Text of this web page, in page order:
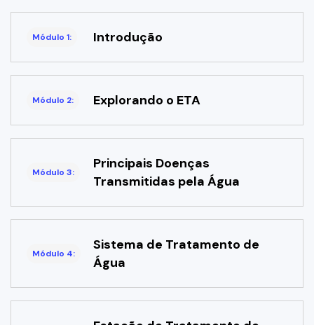
Módulo 1: Introdução
Módulo 2: Explorando o ETA
Módulo 3:
Principais Doenças
Transmitidas pela Água
Módulo 4:
Sistema de Tratamento de
Água